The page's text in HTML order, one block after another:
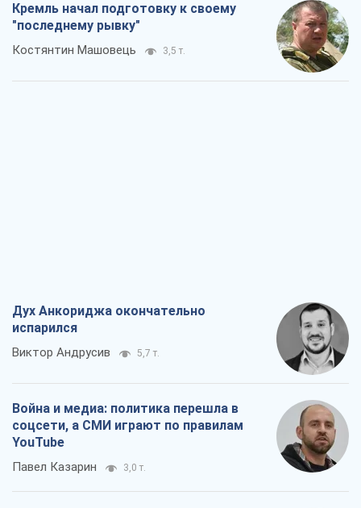
Кремль начал подготовку к своему
"последнему рывку"
Костянтин Машовець 3,5 т.
Дух Анкориджа окончательно
испарился
Виктор Андрусив 5,7 т.
Война и медиа: политика перешла в
соцсети, а СМИ играют по правилам
YouTube
Павел Казарин 3,0 т.